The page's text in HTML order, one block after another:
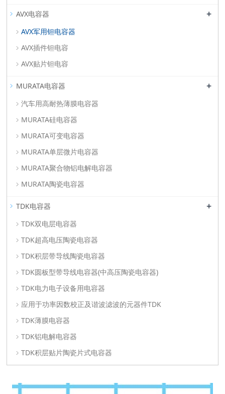
AVX电容器 +
AVX军用钽电容器
AVX插件钽电容
AVX贴片钽电容
MURATA电容器 +
汽车用高耐热薄膜电容器
MURATA硅电容器
MURATA可变电容器
MURATA单层微片电容器
MURATA聚合物铝电解电容器
MURATA陶瓷电容器
TDK电容器 +
TDK双电层电容器
TDK超高电压陶瓷电容器
TDK积层带导线陶瓷电容器
TDK圆板型带导线电容器(中高压陶瓷电容器)
TDK电力电子设备用电容器
应用于功率因数校正及谐波滤波的元器件TDK
TDK薄膜电容器
TDK铝电解电容器
TDK积层贴片陶瓷片式电容器